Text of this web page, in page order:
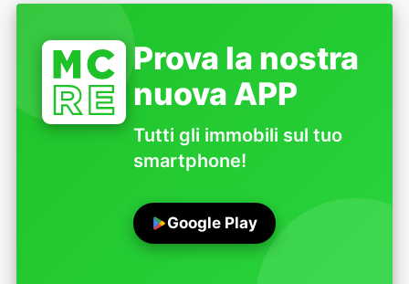
Prova la nostra
nuova APP
Tutti gli immobili sul tuo
smartphone!
Google Play